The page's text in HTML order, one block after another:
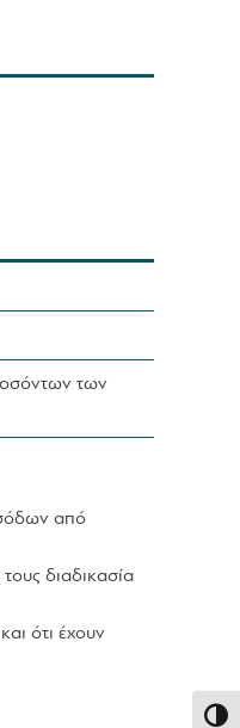
των
από
διαδικασία
ότι έχουν